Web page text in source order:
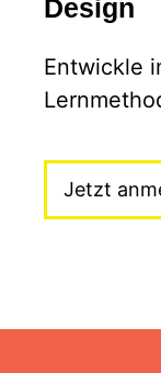
Design
Entwickle
Jetzt